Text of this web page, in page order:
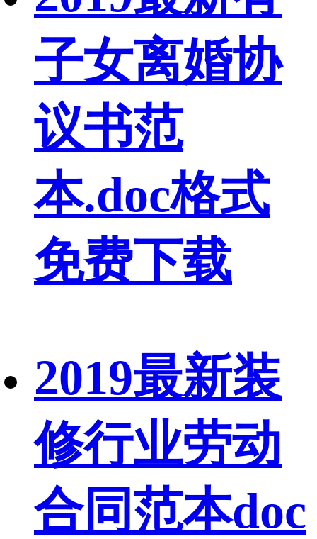
子女离婚协
议书范
本.doc格式
免费下载
2019最新装
修行业劳动
合同范本doc